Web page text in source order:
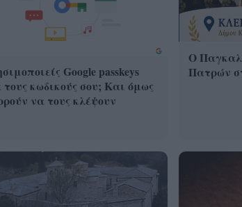
Google passkeys
τους κωδικούς σου; Και όμως
να τους κλέψουν
Ο
Πατρών